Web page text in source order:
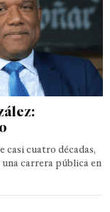
cuatro décadas,
carrera pública en